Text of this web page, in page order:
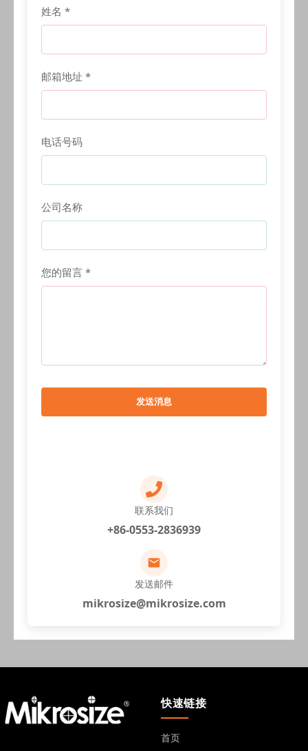
姓名 *
邮箱地址 *
电话号码
公司名称
您的留言 *
发送消息
联系我们
+86-0553-2836939
发送邮件
mikrosize@mikrosize.com
快速链接
首页